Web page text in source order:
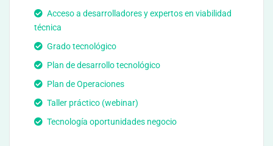
Acceso a desarrolladores y expertos en viabilidad
técnica
Grado tecnológico
Plan de desarrollo tecnológico
Plan de Operaciones
Taller práctico (webinar)
Tecnología oportunidades negocio